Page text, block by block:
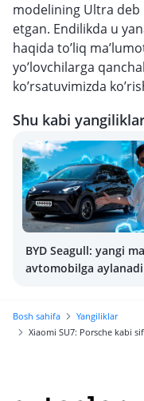
modelining Ultra
etgan. Endilikda u
haqida to’liq
yo’lovchilarga
ko’rsatuvimizda
Shu kabi
BYD Seagull: yangi
avtomobilga
Bosh sahifa
Yangiliklar
Xiaomi SU7: Porsche kabi